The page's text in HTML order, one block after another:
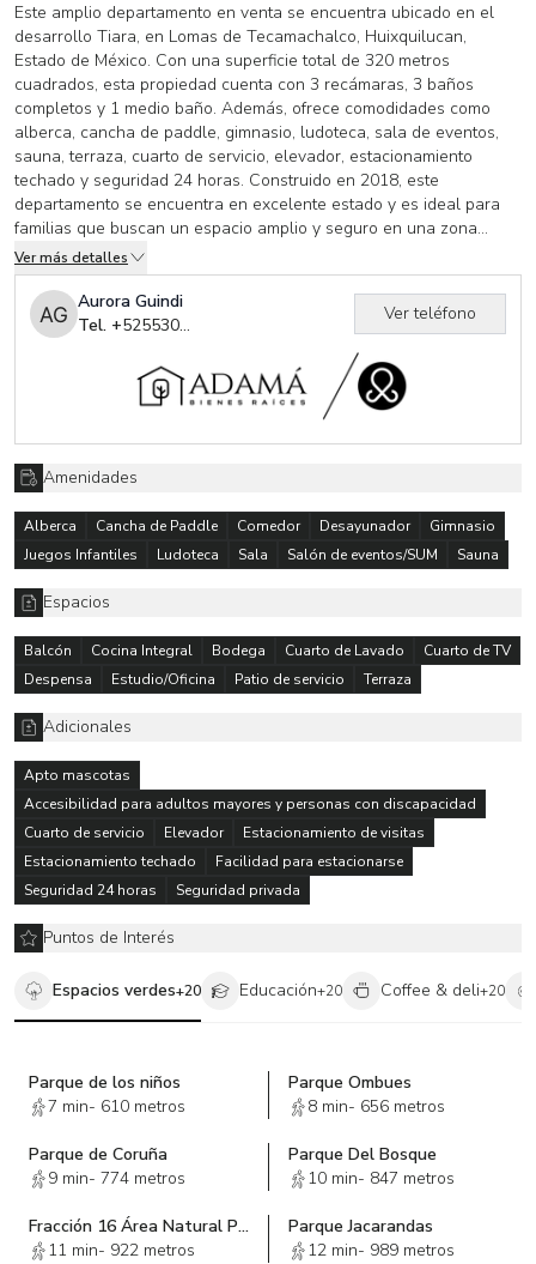
Este amplio departamento en venta se encuentra ubicado en el
desarrollo Tiara, en Lomas de Tecamachalco, Huixquilucan,
Estado de México. Con una superficie total de 320 metros
cuadrados, esta propiedad cuenta con 3 recámaras, 3 baños
completos y 1 medio baño. Además, ofrece comodidades como
alberca, cancha de paddle, gimnasio, ludoteca, sala de eventos,
sauna, terraza, cuarto de servicio, elevador, estacionamiento
techado y seguridad 24 horas. Construido en 2018, este
departamento se encuentra en excelente estado y es ideal para
familias que buscan un espacio amplio y seguro en una zona
exclusiva de la ciudad.
Ver más detalles
Aurora Guindi
Tel. +525530264974
Ver teléfono
Amenidades
Alberca Cancha de Paddle Comedor Desayunador
Gimnasio
Juegos Infantiles
Ludoteca Sala Salón de eventos/SUM Sauna
Espacios
Balcón Cocina Integral Bodega Cuarto de Lavado
Cuarto de TV
Despensa
Estudio/Oficina Patio de servicio Terraza
Adicionales
Apto mascotas
Accesibilidad para adultos mayores y personas con discapacidad
Cuarto de servicio
Elevador
Estacionamiento de visitas
Estacionamiento techado
Facilidad para estacionarse
Seguridad 24 horas
Seguridad privada
Puntos de Interés
Espacios verdes+20 Educación+20 Coffee & deli+20
Parque de los niños
7 min- 610 metros
Parque Ombues
8 min- 656 metros
Parque de Coruña
9 min- 774 metros
Parque Del Bosque
10 min- 847 metros
Fracción 16 Área Natural Protegida "Bosques de las Lomas"
11 min- 922 metros
Parque Jacarandas
12 min- 989 metros